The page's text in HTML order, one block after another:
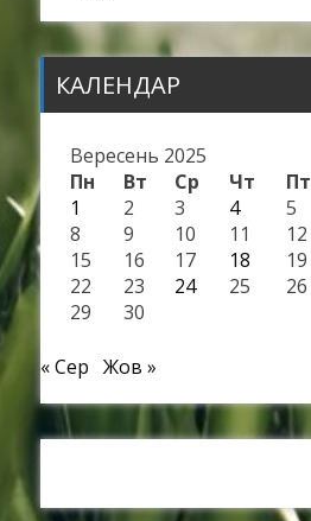
КАЛЕНДАР
Вересень 2025
Пн
Вт Ср Чт Пт
1
2 3 4 5
8
9 10 11 12
15
16 17 18 19
22
23 24 25 26
29
30
« Сер Жов »